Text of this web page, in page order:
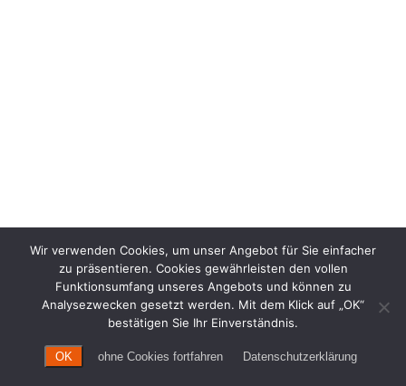
Wir verwenden Cookies, um unser Angebot für Sie einfacher
zu präsentieren. Cookies gewährleisten den vollen
Funktionsumfang unseres Angebots und können zu
Analysezwecken gesetzt werden. Mit dem Klick auf „OK“
bestätigen Sie Ihr Einverständnis.
OK ohne Cookies fortfahren Datenschutzerklärung